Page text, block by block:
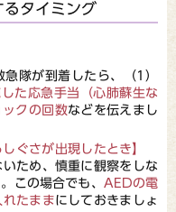
るタイミング
隊が到着したら、（1）
た応急手当（心肺蘇生な
クの回数などを伝えまし
ぐさが出現したとき】
ため、慎重に観察をしな
この場合でも、 AEDの電
たままにしておきましょ